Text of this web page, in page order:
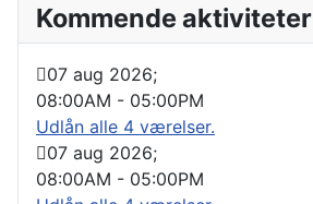
Kommende aktiviteter
07 aug 2026;
08:00AM - 05:00PM
Udlån alle 4 værelser.
07 aug 2026;
08:00AM - 05:00PM